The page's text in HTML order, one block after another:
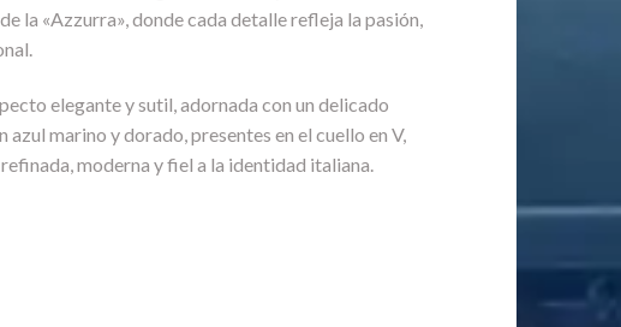
la «Azzurra», donde cada detalle refleja la pasión,
elegante y sutil, adornada con un delicado
marino y dorado, presentes en el cuello en V,
moderna y fiel a la identidad italiana.